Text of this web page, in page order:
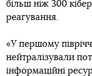
більш ніж 300
реагування.
«У першому
нейтралізували
інформаційні